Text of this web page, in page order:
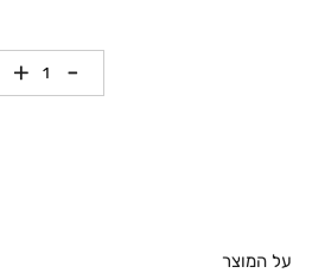
כמות
על המוצר